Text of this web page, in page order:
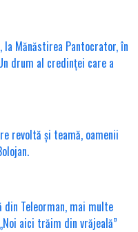
Mănăstirea Pantocrator, în
drum al credinței care a
revoltă și teamă, oamenii
din Teleorman, mai multe
aici trăim din vrăjeală”